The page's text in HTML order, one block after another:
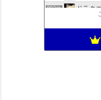
892位 ドラク
ぱーり